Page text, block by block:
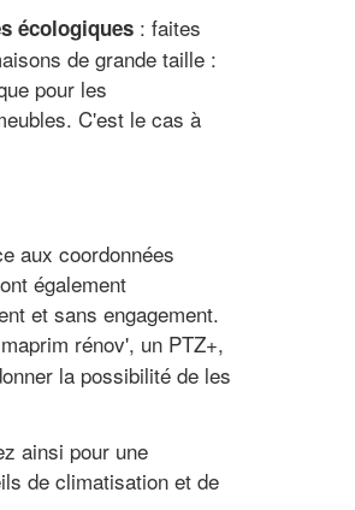
écologiques : faites
de grande taille :
pour les
C'est le cas à
aux coordonnées
également
et sans engagement.
rénov', un PTZ+,
la possibilité de les
ainsi pour une
de climatisation et de